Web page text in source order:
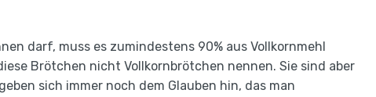
darf, muss es zumindestens 90% aus Vollkornmehl
Brötchen nicht Vollkornbrötchen nennen. Sie sind aber
sich immer noch dem Glauben hin, das man